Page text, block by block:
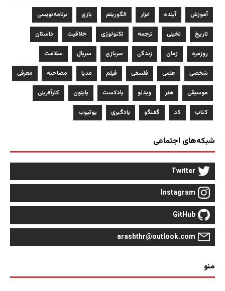
آموزش آینده ابزار الگوریتم بازی برنامه‌نویسی
تاریخ تخیلی ترجمه تکنولوژی خلاقیت داستان
روزمره زمان زندگی سربازی سریال سلامت
شخصی علمی فلسفی فیلم مدیا مصاحبه معرفی
موسیقی هنر ویدئو پادکست پایتون کارآفرینی
کتاب کد گفتگو یادگیری یوتیوب
شبکه‌های اجتماعی
Twitter
Instagram
GitHub
arashthr@outlook.com
منو